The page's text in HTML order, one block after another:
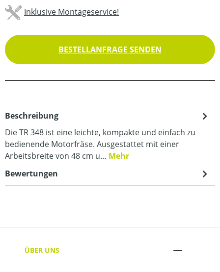
Inklusive Montageservice!
BESTELLANFRAGE SENDEN
Beschreibung
Die TR 348 ist eine leichte, kompakte und einfach zu
bedienende Motorfräse. Ausgestattet mit einer
Arbeitsbreite von 48 cm u… Mehr
Bewertungen
ÜBER UNS